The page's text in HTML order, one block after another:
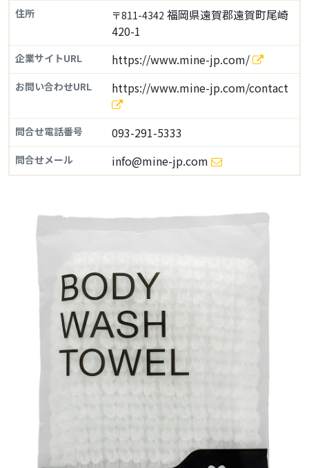
住所 〒811-4342 福岡県遠賀郡遠賀町尾崎
420-1
企業サイトURL https://www.mine-jp.com/
お問い合わせURL https://www.mine-jp.com/contact
問合せ電話番号 093-291-5333
問合せメール info@mine-jp.com